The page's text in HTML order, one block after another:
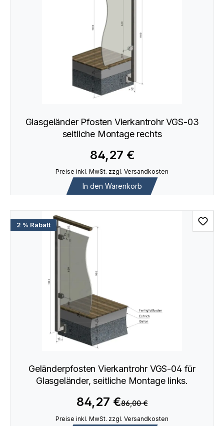
Glasgeländer Pfosten Vierkantrohr VGS-03
seitliche Montage rechts
84,27 €
Preise inkl. MwSt. zzgl. Versandkosten
In den Warenkorb
2 % Rabatt
Geländerpfosten Vierkantrohr VGS-04 für
Glasgeländer, seitliche Montage links.
84,27 €86,00 €
Preise inkl. MwSt. zzgl. Versandkosten